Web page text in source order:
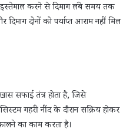
इस्तेमाल करने से दिमाग लंबे समय तक
दोनों को पर्याप्त आराम नहीं मिल
सफाई तंत्र होता है, जिसे
गहरी नींद के दौरान सक्रिय होकर
का काम करता है।